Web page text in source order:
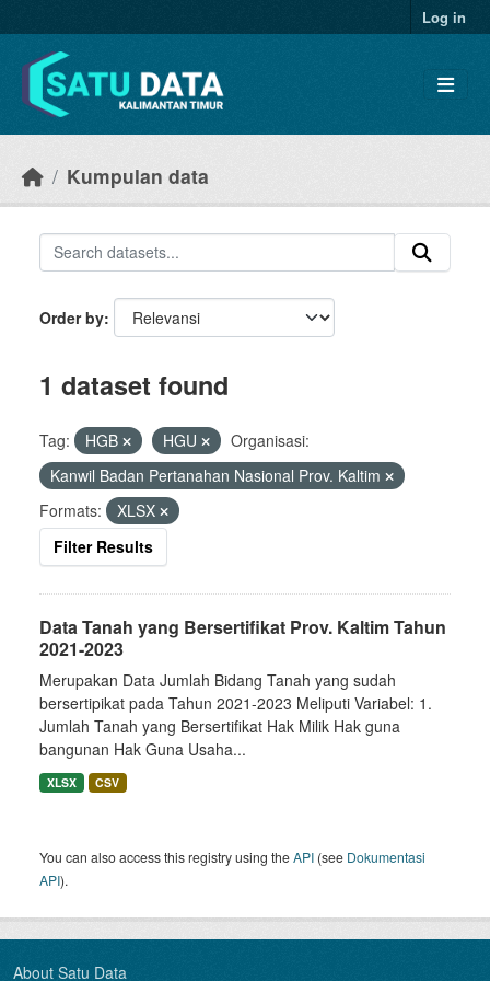
Log in
Kumpulan data
Order by
1 dataset found
Tag: HGB HGU
Organisasi:
Kanwil Badan Pertanahan Nasional Prov. Kaltim
Formats:
XLSX
Filter Results
Data Tanah yang Bersertifikat Prov. Kaltim Tahun
2021-2023
Merupakan Data Jumlah Bidang Tanah yang sudah
bersertipikat pada Tahun 2021-2023 Meliputi Variabel: 1.
Jumlah Tanah yang Bersertifikat Hak Milik Hak guna
bangunan Hak Guna Usaha...
XLSX CSV
You can also access this registry using theAPI (see Dokumentasi
API).
About Satu Data